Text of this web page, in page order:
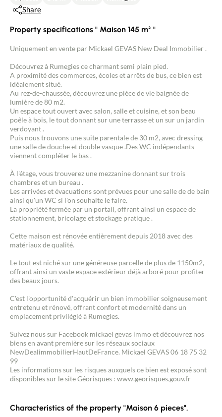
Share
Property specifications " Maison 145 m² "
Uniquement en vente par Mickael GEVAS New Deal Immobilier .
Découvrez à Rumegies ce charmant semi plain pied.
A proximité des commerces, écoles et arrêts de bus, ce bien est
idéalement situé.
Au rez-de-chaussée, découvrez une pièce de vie baignée de
lumière de 80 m2.
Un espace tout ouvert avec salon, salle et cuisine, et son beau
poêle à bois, le tout donnant sur une terrasse et un sur un jardin
verdoyant .
Puis nous trouvons une suite parentale de 30 m2, avec dressing
une salle de douche et double vasque .Des WC indépendants
viennent compléter le bas .
À l'étage, vous trouverez une mezzanine donnant sur trois
chambres et un bureau .
Les arrivées et évacuations sont prévues pour une salle de de bain
ainsi qu'un WC si l'on souhaite le faire.
La propriété fermée par un portail, offrant ainsi un espace de
stationnement, bricolage et stockage pratique .
Cette maison est rénovée entièrement depuis 2018 avec des
matériaux de qualité.
Le tout est niché sur une généreuse parcelle de plus de 1150m2,
offrant ainsi un vaste espace extérieur déjà arboré pour profiter
des beaux jours.
C'est l'opportunité d'acquérir un bien immobilier soigneusement
entretenu et rénové, offrant confort et modernité dans un
emplacement privilégié à Rumegies.
Suivez nous sur Facebook mickael gevas immo et découvrez nos
biens en avant première sur les réseaux sociaux
NewDealimmobilierHautDeFrance. Mickael GEVAS 06 18 75 32
99
Les informations sur les risques auxquels ce bien est exposé sont
disponibles sur le site Géorisques : www.georisques.gouv.fr
Characteristics of the property "Maison 6 pieces".